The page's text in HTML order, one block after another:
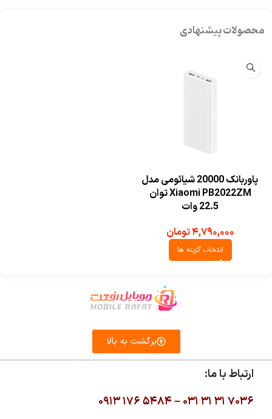
محصولات پیشنهادی
پاوربانک 20000 شیائومی مدل
Xiaomi PB2022ZM توان
22.5 وات
۴,۷۹۰,۰۰۰تومان
انتخاب گزینه ها
برگشت به بالا
ارتباط با ما:
۰۹۱۳ ۱۷۶ ۵۴۸۴ –۰۳۱ ۳۱ ۳۱ ۷۰۳۶